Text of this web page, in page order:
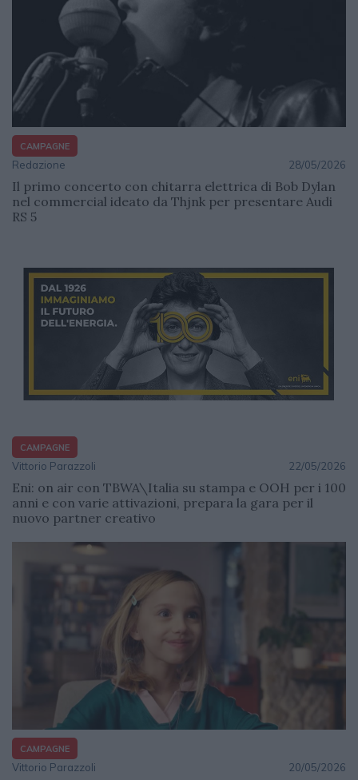
CAMPAGNE
Redazione 28/05/2026
Il primo concerto con chitarra elettrica di Bob Dylan
nel commercial ideato da Thjnk per presentare Audi
RS 5
CAMPAGNE
Vittorio Parazzoli 22/05/2026
Eni: on air con TBWA\Italia su stampa e OOH per i 100
anni e con varie attivazioni, prepara la gara per il
nuovo partner creativo
CAMPAGNE
Vittorio Parazzoli 20/05/2026